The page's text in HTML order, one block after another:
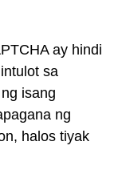
ay hindi
sa
isang
ng
halos tiyak